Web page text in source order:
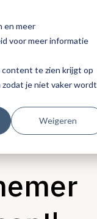
en meer
voor meer informatie
content te zien krijgt op
zodat je niet vaker wordt
Weigeren